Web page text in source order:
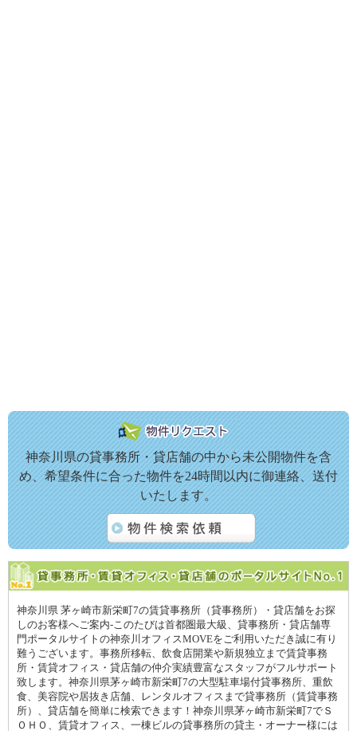
神奈川県の貸事務所・貸店舗の中から未公開物件を含
め、希望条件に合った物件を24時間以内に御連絡、送付
いたします。
神奈川県 茅ヶ崎市新栄町7の賃貸事務所（貸事務所）・貸店舗をお探
しのお客様へご案内-このたびは首都圏最大級、貸事務所・貸店舗専
門ポータルサイトの神奈川オフィスMOVEをご利用いただき誠に有り
難うございます。事務所移転、飲食店開業や新規独立まで賃貸事務
所・賃貸オフィス・貸店舗の仲介実績豊富なスタッフがフルサポート
致します。神奈川県茅ヶ崎市新栄町7の大型駐車場付貸事務所、重飲
食、美容院や居抜き店舗、レンタルオフィスまで貸事務所（賃貸事務
所）、貸店舗を簡単に検索できます！神奈川県茅ヶ崎市新栄町7でＳ
ＯＨＯ、賃貸オフィス、一棟ビルの貸事務所の貸主・オーナー様には